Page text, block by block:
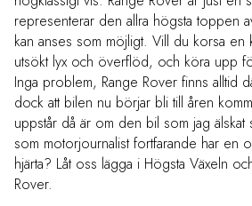
representerar den allra högsta toppen
kan anses som möjligt. Vill du korsa en
utsökt lyx och överflöd, och köra upp
Inga problem, Range Rover finns alltid
dock att bilen nu börjar bli till åren
uppstår då är om den bil som jag älskat
som motorjournalist fortfarande har en
hjärta? Låt oss lägga i Högsta Växeln
Rover.